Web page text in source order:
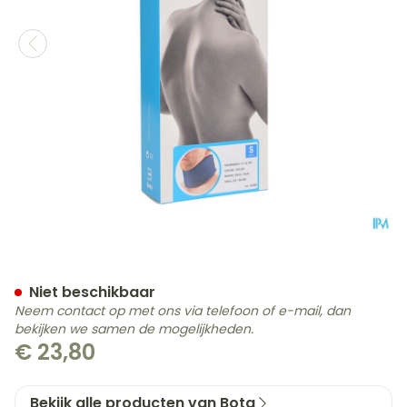
€ 23,80
Niet beschikbaar
Neem contact op met ons via telefoon of e-mail, dan
bekijken we samen de mogelijkheden.